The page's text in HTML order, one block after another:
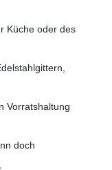
Küche oder des
Vorratshaltung
doch